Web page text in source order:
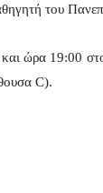
του
ώρα 19:00
C).